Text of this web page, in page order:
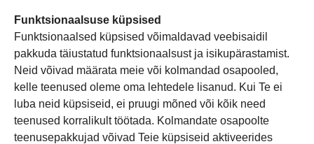
Funktsionaalsuse küpsised
Funktsionaalsed küpsised võimaldavad veebisaidil
pakkuda täiustatud funktsionaalsust ja isikupärastamist.
Neid võivad määrata meie või kolmandad osapooled,
kelle teenused oleme oma lehtedele lisanud. Kui Te ei
luba neid küpsiseid, ei pruugi mõned või kõik need
teenused korralikult töötada. Kolmandate osapoolte
teenusepakkujad võivad Teie küpsiseid aktiveerides